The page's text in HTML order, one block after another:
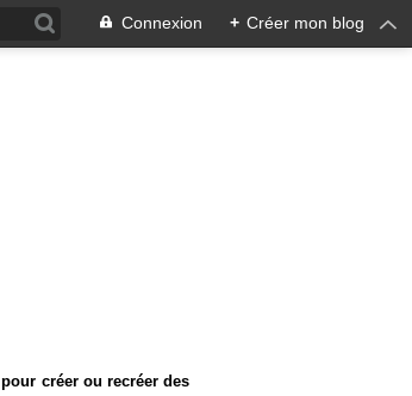
Connexion + Créer mon blog
pour créer ou recréer des